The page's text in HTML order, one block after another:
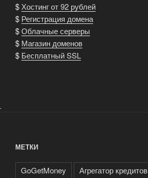
$ Хостинг от 92 рублей
$ Регистрация домена
$Облачные серверы
$ Магазин доменов
$ Бесплатный SSL
.
МЕТКИ
GoGetMoney
Агрегатор кредитов